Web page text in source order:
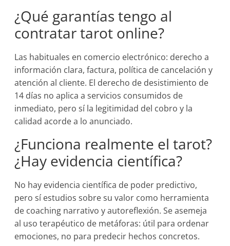
¿Qué garantías tengo al
contratar tarot online?
Las habituales en comercio electrónico: derecho a
información clara, factura, política de cancelación y
atención al cliente. El derecho de desistimiento de
14 días no aplica a servicios consumidos de
inmediato, pero sí la legitimidad del cobro y la
calidad acorde a lo anunciado.
¿Funciona realmente el tarot?
¿Hay evidencia científica?
No hay evidencia científica de poder predictivo,
pero sí estudios sobre su valor como herramienta
de coaching narrativo y autoreflexión. Se asemeja
al uso terapéutico de metáforas: útil para ordenar
emociones, no para predecir hechos concretos.